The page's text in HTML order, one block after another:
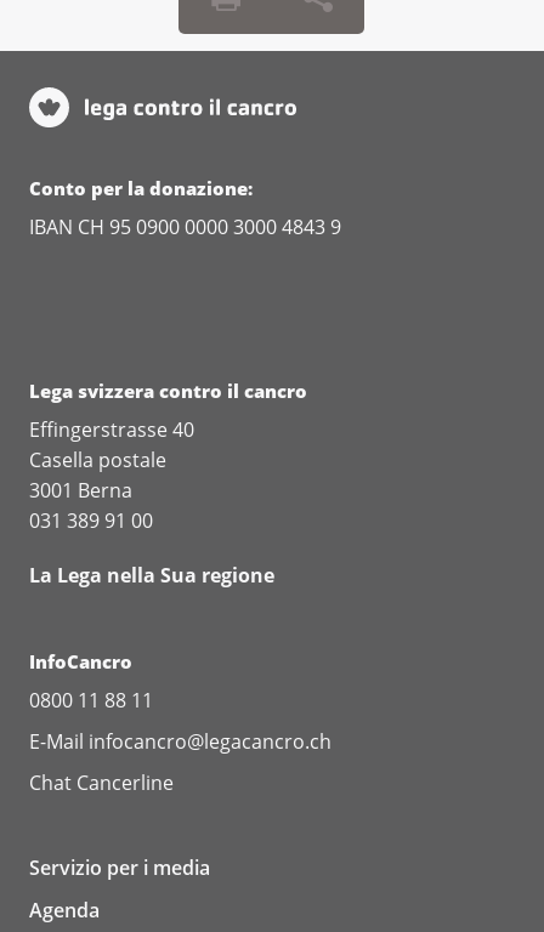
Conto per la donazione:
IBAN CH 95 0900 0000 3000 4843 9
Lega svizzera contro il cancro
Effingerstrasse 40
Casella postale
3001 Berna
031 389 91 00
La Lega nella Sua regione
InfoCancro
0800 11 88 11
E-Mail infocancro@legacancro.ch
Chat Cancerline
Servizio per i media
Agenda